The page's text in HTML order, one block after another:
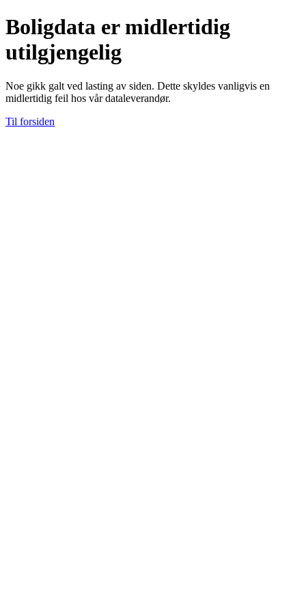
Boligdata er midlertidig
utilgjengelig
Noe gikk galt ved lasting av siden. Dette skyldes vanligvis en
midlertidig feil hos vår dataleverandør.
Til forsiden